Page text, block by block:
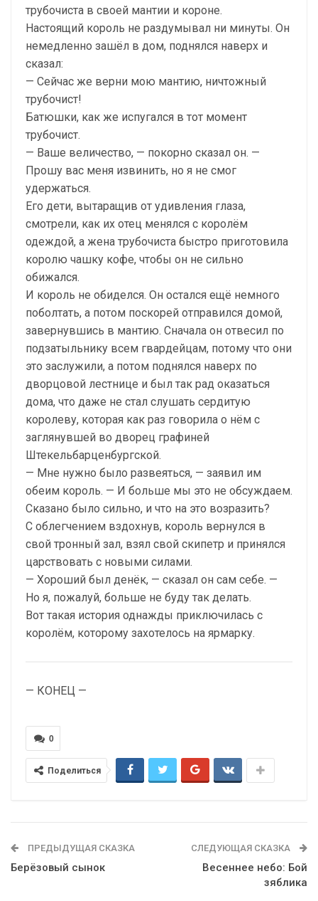
трубочиста в своей мантии и короне.
Настоящий король не раздумывал ни минуты. Он
немедленно зашёл в дом, поднялся наверх и
сказал:
— Сейчас же верни мою мантию, ничтожный
трубочист!
Батюшки, как же испугался в тот момент
трубочист.
— Ваше величество, — покорно сказал он. —
Прошу вас меня извинить, но я не смог
удержаться.
Его дети, вытаращив от удивления глаза,
смотрели, как их отец менялся с королём
одеждой, а жена трубочиста быстро приготовила
королю чашку кофе, чтобы он не сильно
обижался.
И король не обиделся. Он остался ещё немного
поболтать, а потом поскорей отправился домой,
завернувшись в мантию. Сначала он отвесил по
подзатыльнику всем гвардейцам, потому что они
это заслужили, а потом поднялся наверх по
дворцовой лестнице и был так рад оказаться
дома, что даже не стал слушать сердитую
королеву, которая как раз говорила о нём с
заглянувшей во дворец графиней
Штекельбарценбургской.
— Мне нужно было развеяться, — заявил им
обеим король. — И больше мы это не обсуждаем.
Сказано было сильно, и что на это возразить?
С облегчением вздохнув, король вернулся в
свой тронный зал, взял свой скипетр и принялся
царствовать с новыми силами.
— Хороший был денёк, — сказал он сам себе. —
Но я, пожалуй, больше не буду так делать.
Вот такая история однажды приключилась с
королём, которому захотелось на ярмарку.
— КОНЕЦ —
0
Поделиться
ПРЕДЫДУЩАЯ СКАЗКА
Берёзовый сынок
СЛЕДУЮЩАЯ СКАЗКА
Весеннее небо: Бой
зяблика